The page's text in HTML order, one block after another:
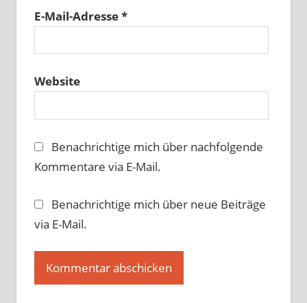
E-Mail-Adresse*
Website
Benachrichtige mich über nachfolgende
Kommentare via E-Mail.
Benachrichtige mich über neue Beiträge
via E-Mail.